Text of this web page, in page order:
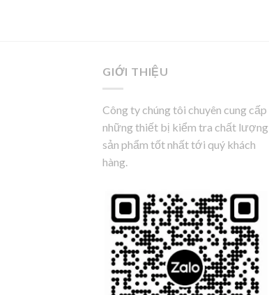
GIỚI THIỆU
Công ty chúng tôi chuyên cung cấp
những thiết bị kiểm tra chất lượng
sản phẩm tốt nhất tới quý khách
hàng.